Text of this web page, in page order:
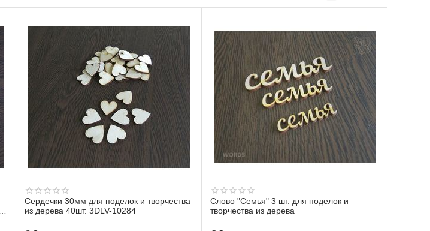
Сердечки 30мм для поделок и творчества
из дерева 40шт. 3DLV-10284
Слово "Семья" 3 шт. для поделок и
творчества из дерева